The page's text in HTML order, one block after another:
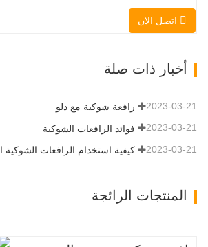
عند 3350 كجم ، والأداء العالي والإنتاجية إلى
مجموعة متنوعة من الملحقات التي تتطلب
اتصل الان
أخبار ذات صلة
رافعة شوكية مع دلو 2023-03-21
فوائد الرافعات الشوكية 2023-03-21
2023-03-21
المنتجات الرائجة